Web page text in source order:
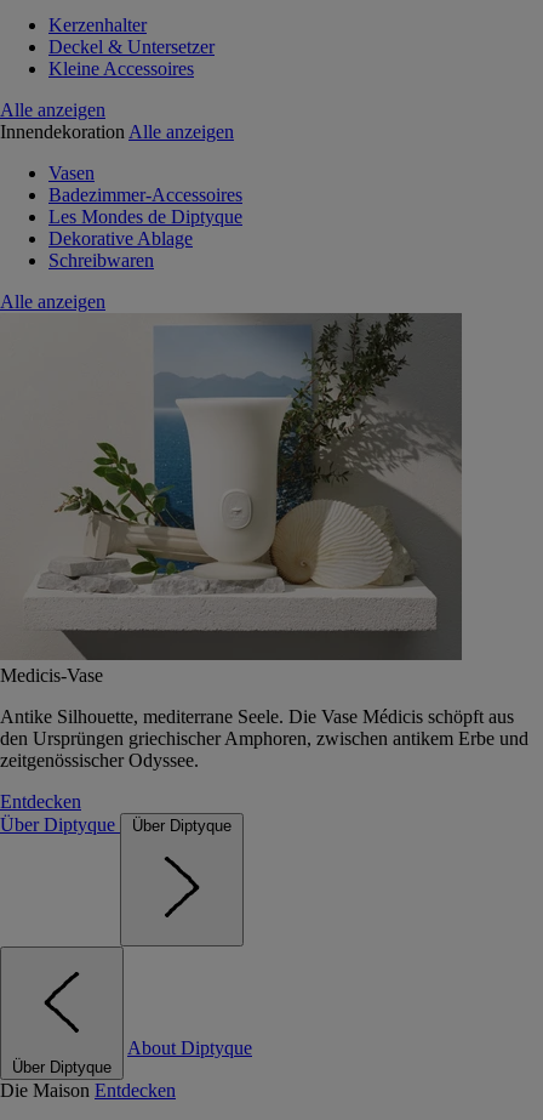
Kerzenhalter
Deckel & Untersetzer
Kleine Accessoires
Alle anzeigen
Innendekoration Alle anzeigen
Vasen
Badezimmer-Accessoires
Les Mondes de Diptyque
Dekorative Ablage
Schreibwaren
Alle anzeigen
Medicis-Vase
Antike Silhouette, mediterrane Seele. Die Vase Médicis schöpft aus
den Ursprüngen griechischer Amphoren, zwischen antikem Erbe und
zeitgenössischer Odyssee.
Entdecken
Über Diptyque
Über Diptyque
Über Diptyque
About Diptyque
Die Maison Entdecken